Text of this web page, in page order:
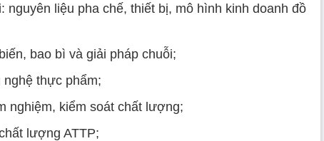
nguyên liệu pha chế, thiết bị, mô hình kinh doanh đồ
bao bì và giải pháp chuỗi;
nghệ thực phẩm;
nghiệm, kiểm soát chất lượng;
lượng ATTP;